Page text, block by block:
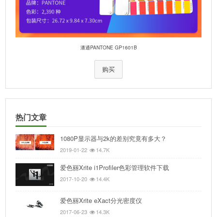
潘通PANTONE GP1601B
购买
热门文章
1080P显示器与2k的差别究竟有多大？
2019-01-22 14.7K
爱色丽Xrite i1Profiler色彩管理软件下载
2017-10-20 14.4K
爱色丽Xrite eXact分光密度仪
2017-06-23 14.3K